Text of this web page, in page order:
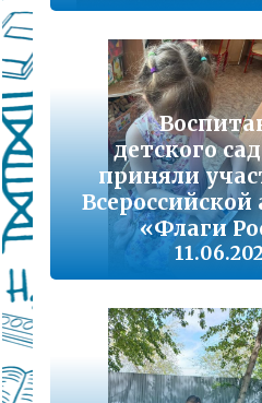
Лицам, желающим
(далее ЕГЭ) в 2026
Подробнее...
Школа
Подробнее...
ВАШ РЕБЁНОК
Подробнее...
Детский телефон
Подробнее...
«Горячая линия»
находящихся в
детского
приняли
«Флаги